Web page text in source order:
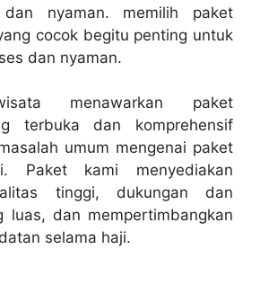
nyaman. memilih paket
cocok begitu penting untuk
dan nyaman.
menawarkan paket
terbuka dan komprehensif
umum mengenai paket
Paket kami menyediakan
tinggi, dukungan dan
luas, dan mempertimbangkan
selama haji.